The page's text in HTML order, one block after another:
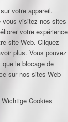
votre appareil.
vous visitez nos sites
votre expérience
site Web. Cliquez
plus. Vous pouvez
le blocage de
sur nos sites Web
Wichtige Cookies